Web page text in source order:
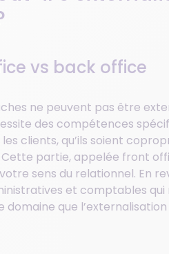
vs back office
ne peuvent pas être
des compétences
clients, qu’ils soient
Cette partie, appelée front
sens du relationnel. En
et comptables qui
domaine que